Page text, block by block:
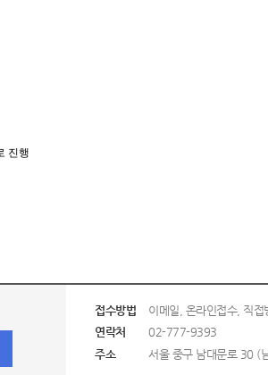
진행
접수방법 이메일, 온라인접수, 직접
연락처
02-777-9393
주소
서울 중구 남대문로 30 (